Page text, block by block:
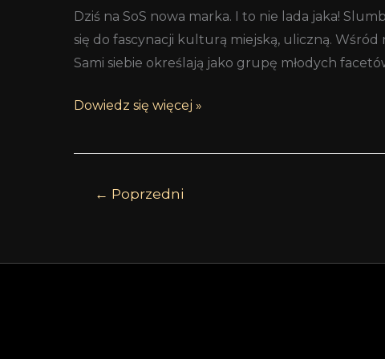
Dziś na SoS nowa marka. I to nie lada jaka!
się do fascynacji kulturą miejską, uliczną.
Sami siebie określają jako grupę młodych
Dowiedz się więcej »
← Poprzedni